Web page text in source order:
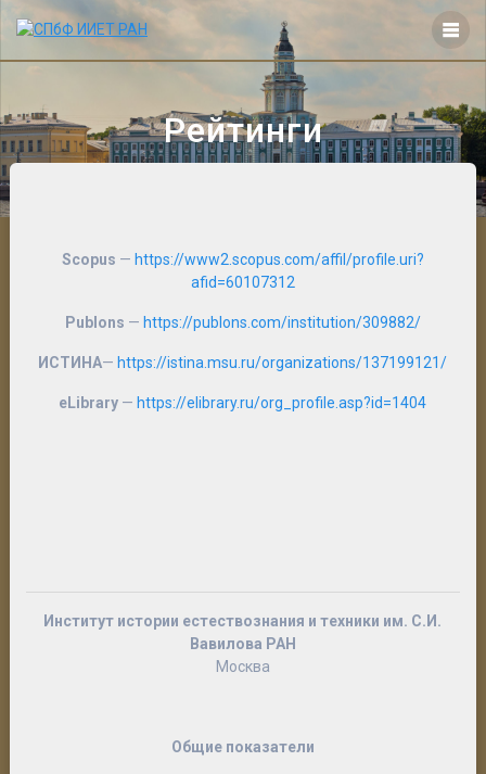
контенту
Рейтинги
Scopus — https://www2.scopus.com/affil/profile.uri?
afid=60107312
Publons — https://publons.com/institution/309882/
ИСТИНА— https://istina.msu.ru/organizations/137199121/
eLibrary — https://elibrary.ru/org_profile.asp?id=1404
Институт истории естествознания и техники им. С.И.
Вавилова РАН
Москва
Общие показатели